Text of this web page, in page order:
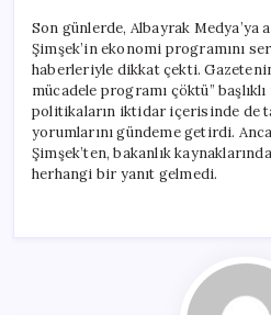
Son günlerde, Albayrak Medya’ya
Şimşek’in ekonomi programını
haberleriyle dikkat çekti.
mücadele programı çöktü”
politikaların iktidar içerisinde de
yorumlarını gündeme getirdi.
Şimşek’ten, bakanlık
herhangi bir yanıt gelmedi.